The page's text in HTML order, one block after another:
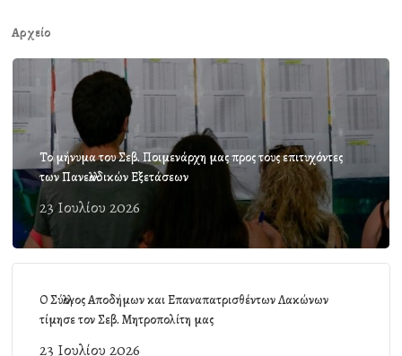
Αρχείο
Το μήνυμα του Σεβ. Ποιμενάρχη μας προς τους επιτυχόντες
των Πανελλαδικών Εξετάσεων
23 Ιουλίου 2026
Ο Σύλλογος Αποδήμων και Επαναπατρισθέντων Λακώνων
τίμησε τον Σεβ. Μητροπολίτη μας
23 Ιουλίου 2026